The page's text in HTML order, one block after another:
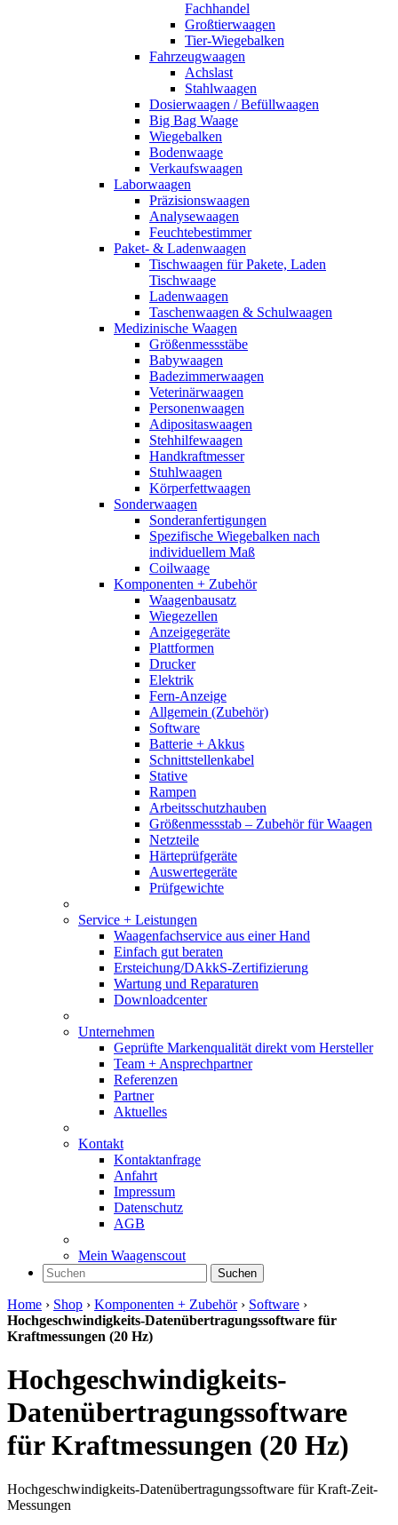
Fachhandel
Großtierwaagen
Tier-Wiegebalken
Fahrzeugwaagen
Achslast
Stahlwaagen
Dosierwaagen / Befüllwaagen
Big Bag Waage
Wiegebalken
Bodenwaage
Verkaufswaagen
Laborwaagen
Präzisionswaagen
Analysewaagen
Feuchtebestimmer
Paket- & Ladenwaagen
Tischwaagen für Pakete, Laden
Tischwaage
Ladenwaagen
Taschenwaagen & Schulwaagen
Medizinische Waagen
Größenmessstäbe
Babywaagen
Badezimmerwaagen
Veterinärwaagen
Personenwaagen
Adipositaswaagen
Stehhilfewaagen
Handkraftmesser
Stuhlwaagen
Körperfettwaagen
Sonderwaagen
Sonderanfertigungen
Spezifische Wiegebalken nach
individuellem Maß
Coilwaage
Komponenten + Zubehör
Waagenbausatz
Wiegezellen
Anzeigegeräte
Plattformen
Drucker
Elektrik
Fern-Anzeige
Allgemein (Zubehör)
Software
Batterie + Akkus
Schnittstellenkabel
Stative
Rampen
Arbeitsschutzhauben
Größenmessstab – Zubehör für Waagen
Netzteile
Härteprüfgeräte
Auswertegeräte
Prüfgewichte
Service + Leistungen
Waagenfachservice aus einer Hand
Einfach gut beraten
Ersteichung/DAkkS-Zertifizierung
Wartung und Reparaturen
Downloadcenter
Unternehmen
Geprüfte Markenqualität direkt vom Hersteller
Team + Ansprechpartner
Referenzen
Partner
Aktuelles
Kontakt
Kontaktanfrage
Anfahrt
Impressum
Datenschutz
AGB
Mein Waagenscout
Suchen
Home › Shop › Komponenten + Zubehör› Software ›
Hochgeschwindigkeits-Datenübertragungssoftware für
Kraftmessungen (20 Hz)
Hochgeschwindigkeits-
Datenübertragungssoftware
für Kraftmessungen (20 Hz)
Hochgeschwindigkeits-Datenübertragungssoftware für Kraft-Zeit-
Messungen